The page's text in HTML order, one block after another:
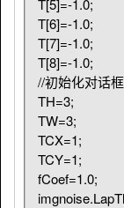
j++)
=
}
//行处理
for (i =
inputH
{
//列处理
for (j =
T[5]=-1.0;
T[6]=-1.0;
T[7]=-1.0;
T[8]=-1.0;
//初始化对话
TH=3;
TW=3;
TCX=1;
TCY=1;
fCoef=1.0;